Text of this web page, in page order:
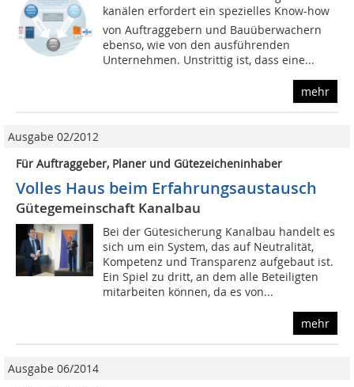
kanälen erfordert ein spezielles Know-how 
von Auftraggebern und Bauüberwachern
ebenso, wie von den ausführenden
Unternehmen. Unstrittig ist, dass eine...
mehr
Ausgabe 02/2012
Für Auftraggeber, Planer und Gütezeicheninhaber
Volles Haus beim Erfahrungsaustausch
Gütegemeinschaft Kanalbau
Bei der Gütesicherung Kanalbau handelt es
sich um ein System, das auf Neutralität,
Kompetenz und Transparenz aufgebaut ist.
Ein Spiel zu dritt, an dem alle Beteiligten
mitarbeiten können, da es von...
mehr
Ausgabe 06/2014